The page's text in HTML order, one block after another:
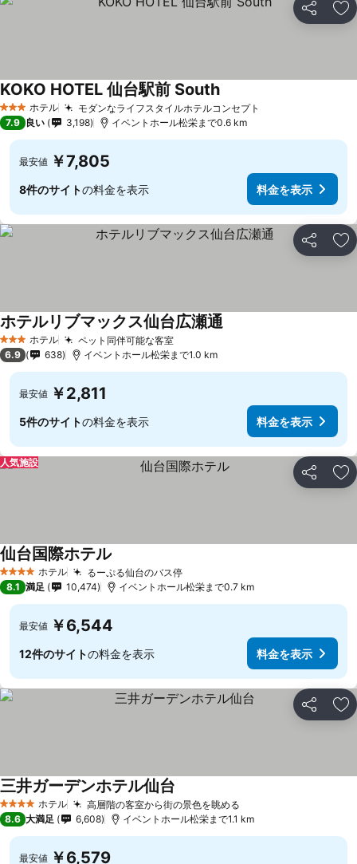
シェア お
3 ホテルのランク
ホテル モダンなライフスタイルホテルコンセプト
KOKO HOTEL 仙台駅前 South
7.9 良い 3,198 イベントホール松栄まで0.6 km
最安値 ￥7,805
8件のサイトの料金を表示 料金を表示
シェア お
3 ホテルのランク
ホテル ペット同伴可能な客室
ホテルリブマックス仙台広瀬通
6.9 638 イベントホール松栄まで1.0 km
最安値 ￥2,811
5件のサイトの料金を表示 料金を表示
シェア お
人気施設
4 ホテルのランク
ホテル るーぷる仙台のバス停
仙台国際ホテル
8.1 満足 10,474 イベントホール松栄まで0.7 km
最安値 ￥6,544
12件のサイトの料金を表示 料金を表示
シェア お
4 ホテルのランク
ホテル 高層階の客室から街の景色を眺める
三井ガーデンホテル仙台
8.6 大満足 6,608 イベントホール松栄まで1.1 km
最安値 ￥6,579